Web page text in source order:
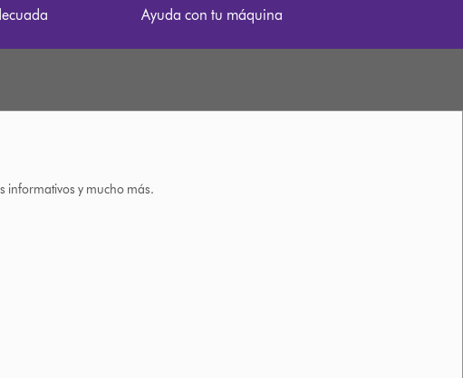
Ayuda con tu máquina
informativos y mucho más.